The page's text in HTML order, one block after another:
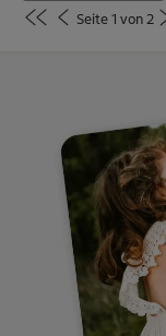
Seite 1 von 2